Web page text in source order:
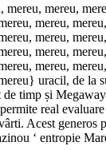
mereu,
mereu,
mereu,
mereu,
mereu,
uracil, de la
timp și
real
Acest generos
‘ entropie